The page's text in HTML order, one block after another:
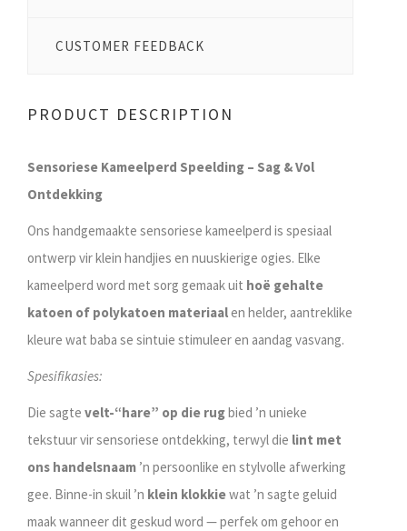
CUSTOMER FEEDBACK
PRODUCT DESCRIPTION
Sensoriese Kameelperd Speelding – Sag & Vol
Ontdekking
Ons handgemaakte sensoriese kameelperd is spesiaal
ontwerp vir klein handjies en nuuskierige ogies. Elke
kameelperd word met sorg gemaak uit hoë gehalte
katoen of polykatoen materiaalen helder, aantreklike
kleure wat baba se sintuie stimuleer en aandag vasvang.
Spesifikasies:
Die sagte velt-“hare” op die rugbied ’n unieke
tekstuur vir sensoriese ontdekking, terwyl die lint met
ons handelsnaam ’n persoonlike en stylvolle afwerking
gee. Binne-in skuil ’n klein klokkiewat ’n sagte geluid
maak wanneer dit geskud word — perfek om gehoor en